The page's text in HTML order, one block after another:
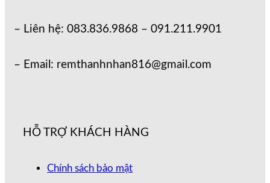
– Liên hệ: 083.836.9868 – 091.211.9901
– Email: remthanhnhan816@gmail.com
HỖ TRỢ KHÁCH HÀNG
Chính sách bảo mật